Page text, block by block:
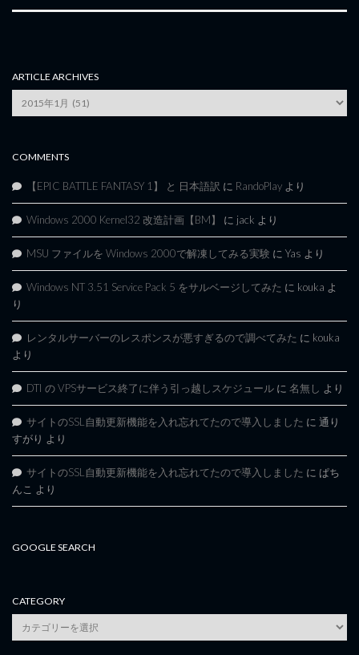
ARTICLE ARCHIVES
Article
Archives
COMMENTS
【EPIC BATTLE FANTASY 1】 と 日本語訳 に RandoPlay より
Windows 2000 Kernel32 改造計画【BM】 に jack より
MSU ファイルを Windows 2000で解凍してみる実験 に Yas より
Windows NT 3.51 Service Pack 5 をサルベージしてみた に kouka よ
り
レンタルサーバーのレスポンスが悪すぎるので調べてみた に kouka
より
DTI の VPSサービス終了に伴う引っ越しスケジュール に 名無し より
サイトのSSL自動更新機能を入れ忘れてたので導入しました に 通り
すがり より
サイトのSSL自動更新機能を入れ忘れてたので導入しました に ぱち
んこ より
GOOGLE SEARCH
CATEGORY
category